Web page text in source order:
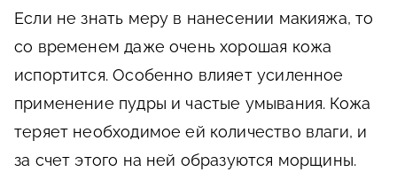
Если не знать меру в нанесении макияжа, то
со временем даже очень хорошая кожа
испортится. Особенно влияет усиленное
применение пудры и частые умывания. Кожа
теряет необходимое ей количество влаги, и
за счет этого на ней образуются морщины.